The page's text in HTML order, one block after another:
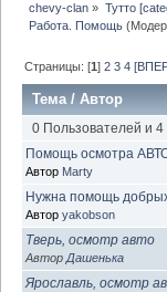
chevy-clan » Тутто
Работа. Помощь
Страницы: [1]2 3 4
Тема /Автор
0 Пользователей и
Помощь осмотра
Автор Marty
Нужна помощь
Автор yakobson
Тверь, осмотр авто
Автор Дашенька
Ярославль, осмотр